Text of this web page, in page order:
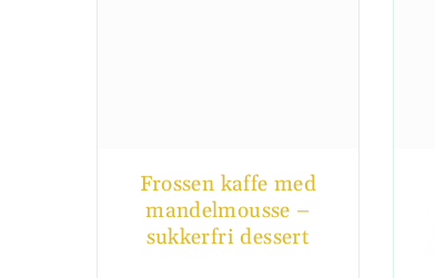
Frossen kaffe med
mandelmousse –
sukkerfri dessert